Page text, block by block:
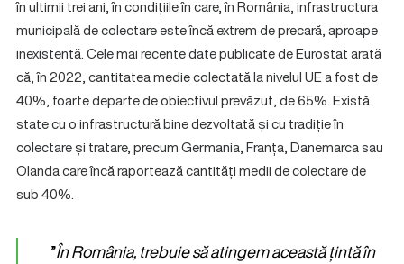
în ultimii trei ani, în condițiile în care, în România, infrastructura
municipală de colectare este încă extrem de precară, aproape
inexistentă. Cele mai recente date publicate de Eurostat arată
că, în 2022, cantitatea medie colectată la nivelul UE a fost de
40%, foarte departe de obiectivul prevăzut, de 65%. Există
state cu o infrastructură bine dezvoltată și cu tradiție în
colectare și tratare, precum Germania, Franța, Danemarca sau
Olanda care încă raportează cantități medii de colectare de
sub 40%.
”În România, trebuie să atingem această țintă în